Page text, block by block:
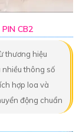
CB2
thương hiệu
nhiều thông số
hợp loa và
động chuẩn